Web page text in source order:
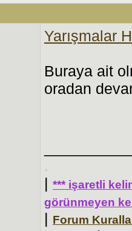
Yarışmalar
Buraya ait
oradan
.
| *** işaretli
görünmeyen
| Forum